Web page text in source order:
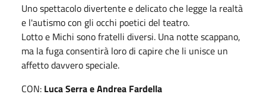
Uno spettacolo divertente e delicato che legge la realtà
e l'autismo con gli occhi poetici del teatro.
Lotto e Michi sono fratelli diversi. Una notte scappano,
ma la fuga consentirà loro di capire che li unisce un
affetto davvero speciale.
CON: Luca Serra e Andrea Fardella